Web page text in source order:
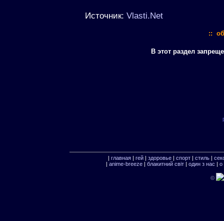
Источник: Vlasti.Net
::
В этот раздел
| главная| гей| здоровье| спорт| стиль|
| anime-breeze| блакитний свiт| один з нас | о
©